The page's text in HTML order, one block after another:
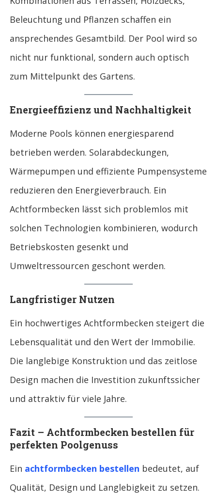
Beleuchtung und Pflanzen schaffen ein
ansprechendes Gesamtbild. Der Pool wird so
nicht nur funktional, sondern auch optisch
zum Mittelpunkt des Gartens.
Energieeffizienz und Nachhaltigkeit
Moderne Pools können energiesparend
betrieben werden. Solarabdeckungen,
Wärmepumpen und effiziente Pumpensysteme
reduzieren den Energieverbrauch. Ein
Achtformbecken lässt sich problemlos mit
solchen Technologien kombinieren, wodurch
Betriebskosten gesenkt und
Umweltressourcen geschont werden.
Langfristiger Nutzen
Ein hochwertiges Achtformbecken steigert die
Lebensqualität und den Wert der Immobilie.
Die langlebige Konstruktion und das zeitlose
Design machen die Investition zukunftssicher
und attraktiv für viele Jahre.
Fazit – Achtformbecken bestellen für
perfekten Poolgenuss
Ein achtformbecken bestellen bedeutet, auf
Qualität, Design und Langlebigkeit zu setzen.